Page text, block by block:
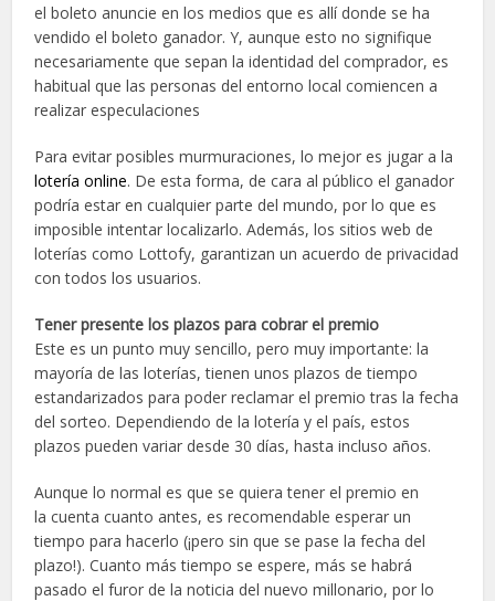
el boleto anuncie en los medios que es allí donde se ha
vendido el boleto ganador. Y, aunque esto no signifique
necesariamente que sepan la identidad del comprador, es
habitual que las personas del entorno local comiencen a
realizar especulaciones
Para evitar posibles murmuraciones, lo mejor es jugar a la
lotería online. De esta forma, de cara al público el ganador
podría estar en cualquier parte del mundo, por lo que es
imposible intentar localizarlo. Además, los sitios web de
loterías como Lottofy, garantizan un acuerdo de privacidad
con todos los usuarios.
Tener presente los plazos para cobrar el premio
Este es un punto muy sencillo, pero muy importante: la
mayoría de las loterías, tienen unos plazos de tiempo
estandarizados para poder reclamar el premio tras la fecha
del sorteo. Dependiendo de la lotería y el país, estos
plazos pueden variar desde 30 días, hasta incluso años.
Aunque lo normal es que se quiera tener el premio en
la cuenta cuanto antes, es recomendable esperar un
tiempo para hacerlo (¡pero sin que se pase la fecha del
plazo!). Cuanto más tiempo se espere, más se habrá
pasado el furor de la noticia del nuevo millonario, por lo